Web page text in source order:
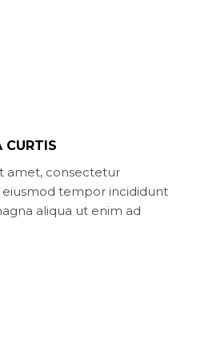
CURTIS
amet, consectetur
eiusmod tempor incididunt
aliqua ut enim ad